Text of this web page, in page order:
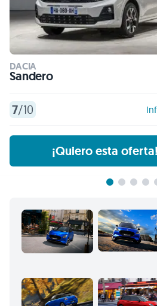
DACIA
Sandero
7/10
¡Quiero esta oferta!